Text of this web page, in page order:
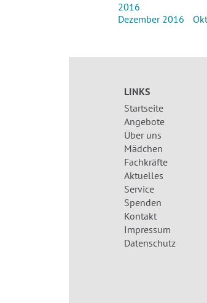
2016
Dezember 2016
LINKS
Startseite
Angebote
Über uns
Mädchen
Fachkräfte
Aktuelles
Service
Spenden
Kontakt
Impressum
Datenschutz